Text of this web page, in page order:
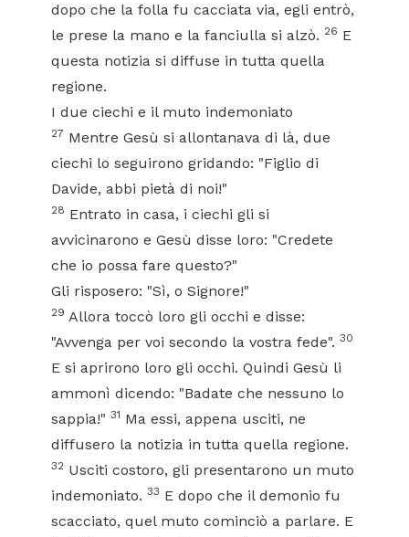
dopo che la folla fu cacciata via, egli entrò,
le prese la mano e la fanciulla si alzò. 26 E
questa notizia si diffuse in tutta quella
regione.
I due ciechi e il muto indemoniato
27 Mentre Gesù si allontanava di là, due
ciechi lo seguirono gridando: "Figlio di
Davide, abbi pietà di noi!"
28 Entrato in casa, i ciechi gli si
avvicinarono e Gesù disse loro: "Credete
che io possa fare questo?"
Gli risposero: "Sì, o Signore!"
29 Allora toccò loro gli occhi e disse:
"Avvenga per voi secondo la vostra fede". 30
E si aprirono loro gli occhi. Quindi Gesù li
ammonì dicendo: "Badate che nessuno lo
sappia!" 31 Ma essi, appena usciti, ne
diffusero la notizia in tutta quella regione.
32 Usciti costoro, gli presentarono un muto
indemoniato. 33 E dopo che il demonio fu
scacciato, quel muto cominciò a parlare. E